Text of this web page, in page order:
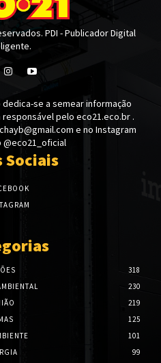
PDI - Publicador Digital
dedica-se a semear informação
pelo eco21.eco.br .
e no Instagram
@eco21_oficial
Sociais
318
230
219
125
101
99